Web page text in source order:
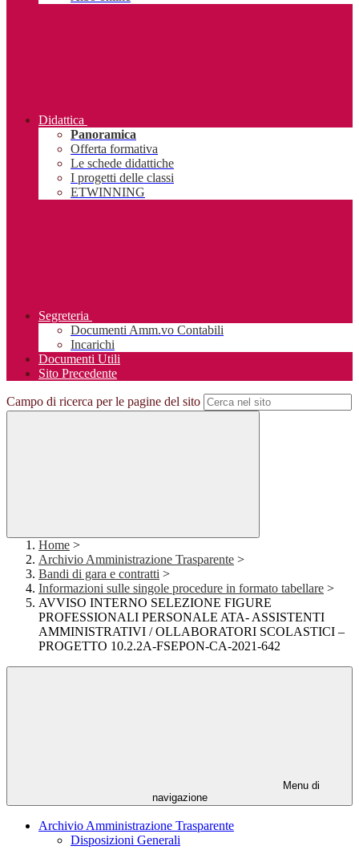
Didattica
Panoramica
Offerta formativa
Le schede didattiche
I progetti delle classi
ETWINNING
Segreteria
Documenti Amm.vo Contabili
Incarichi
Documenti Utili
Sito Precedente
Campo di ricerca per le pagine del sito
Home >
Archivio Amministrazione Trasparente >
Bandi di gara e contratti >
Informazioni sulle singole procedure in formato tabellare >
AVVISO INTERNO SELEZIONE FIGURE
PROFESSIONALI PERSONALE ATA- ASSISTENTI
AMMINISTRATIVI / OLLABORATORI SCOLASTICI –
PROGETTO 10.2.2A-FSEPON-CA-2021-642
Menu di
navigazione
Archivio Amministrazione Trasparente
Disposizioni Generali